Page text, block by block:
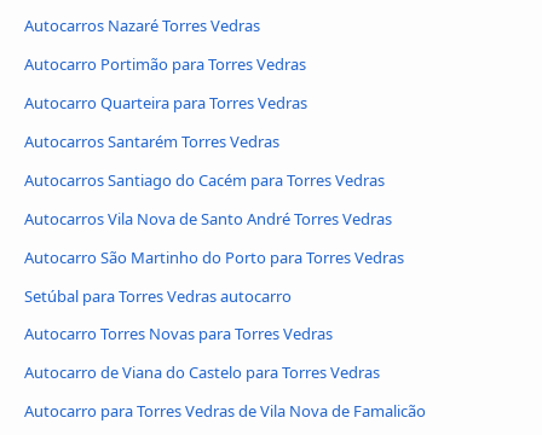
Autocarros Nazaré Torres Vedras
Autocarro Portimão para Torres Vedras
Autocarro Quarteira para Torres Vedras
Autocarros Santarém Torres Vedras
Autocarros Santiago do Cacém para Torres Vedras
Autocarros Vila Nova de Santo André Torres Vedras
Autocarro São Martinho do Porto para Torres Vedras
Setúbal para Torres Vedras autocarro
Autocarro Torres Novas para Torres Vedras
Autocarro de Viana do Castelo para Torres Vedras
Autocarro para Torres Vedras de Vila Nova de Famalicão